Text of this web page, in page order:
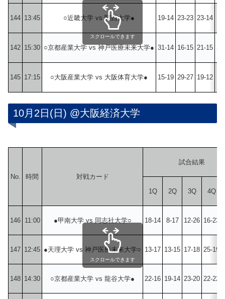
144 13:45 ○近畿大学 vs 関西大学● 19-14 23-23 23-14
142 15:30 ○京都産業大学 vs 神戸医療未来大学● 31-14 16-15 21-15
145 17:15 ○大阪産業大学 vs 大阪体育大学● 15-19 29-27 19-12
スクロールできます
10月2日(日) @大阪経済大学
No. 時間 対戦カード
試合結果
1Q 2Q 3Q 4Q
146 11:00 ●甲南大学 vs 同志社大学○ 18-14 8-17 12-26 16-23
147 12:45 ●天理大学 vs 神戸医療未来大学○ 13-17 13-15 17-18 25-19
148 14:30 ○京都産業大学 vs 龍谷大学● 22-16 19-14 23-20 22-22
スクロールできます